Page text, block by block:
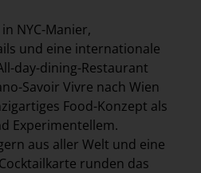
NYC-Manier,
und eine internationale
day-dining-Restaurant
Savoir Vivre nach Wien
Food-Konzept als
Experimentellem.
aus aller Welt und eine
runden das